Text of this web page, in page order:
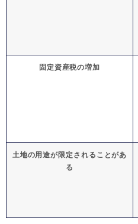
固定資産税の増加
土地の用途が限定されることがあ
る